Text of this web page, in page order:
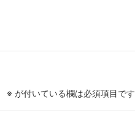
※ が付いている欄は必須項目です